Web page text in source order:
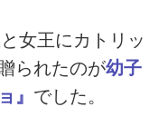
女王にカトリッ
られたのが幼子
』 でした。